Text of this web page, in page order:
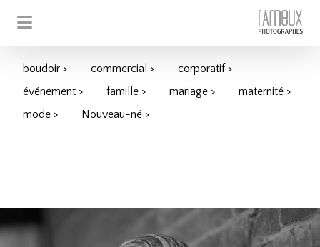
boudoir > commercial >
corporatif >
événement >
famille > mariage >
maternité >
mode >
Nouveau-né >